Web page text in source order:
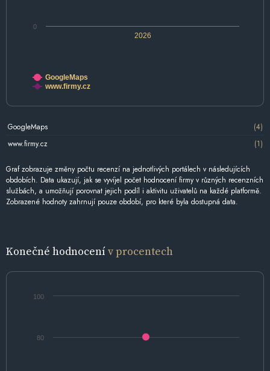
2026
0
GoogleMaps
www.firmy.cz
GoogleMaps
(4)
www.firmy.cz
(1)
Graf zobrazuje změny počtu recenzí na jednotlivých portálech v následujících
obdobích. Data ukazují, jak se vyvíjel počet hodnocení firmy v různých recenzních
službách, a umožňují porovnat jejich podíl i aktivitu uživatelů na každé platformě.
Zobrazené hodnoty zahrnují pouze období, pro které byla dostupná data.
Konečné hodnocenív procentech
80
100